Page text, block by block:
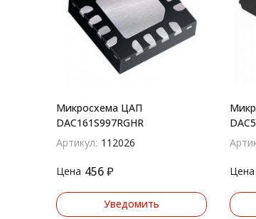
Микросхема ЦАП
DAC161S997RGHR
Артикул: 112026
Цена 456 ₽
Уведомить
Цена